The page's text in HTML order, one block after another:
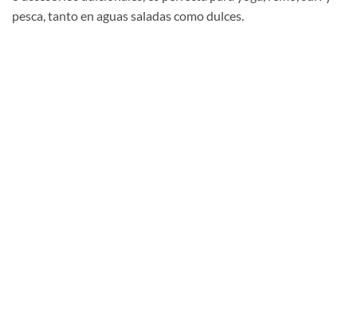
pesca, tanto en aguas saladas como dulces.